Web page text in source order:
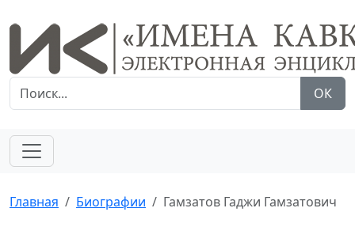
ОК
Главная Биографии Гамзатов Гаджи Гамзатович